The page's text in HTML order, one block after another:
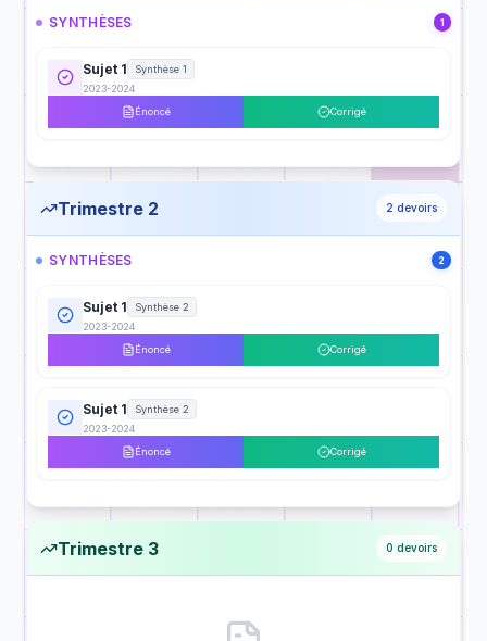
SYNTHÈSES 1
Sujet 1
Synthèse 1
2023-2024
Énoncé
Corrigé
Trimestre 2 2 devoirs
SYNTHÈSES 2
Sujet 1
Synthèse 2
2023-2024
Énoncé
Corrigé
Sujet 1
Synthèse 2
2023-2024
Énoncé
Corrigé
Trimestre 3 0 devoirs